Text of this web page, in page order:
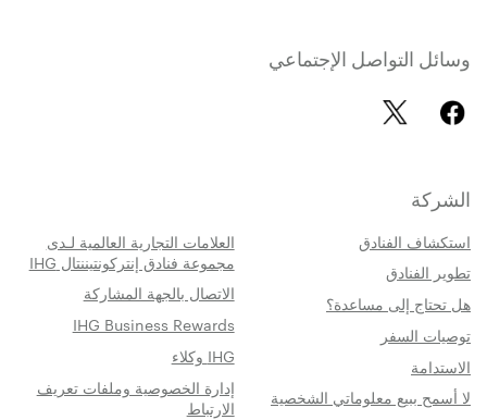
وسائل التواصل الإجتماعي
الشركة
استكشاف الفنادق
العلامات التجارية العالمية لـدى
مجموعة فنادق إنتركونتيننتال IHG
تطوير الفنادق
الاتصال بالجهة المشاركة
هل تحتاج إلى مساعدة؟
IHG Business Rewards
توصيات السفر
IHG وكلاء
الاستدامة
إدارة الخصوصية وملفات تعريف
الارتباط
لا أسمح ببيع معلوماتي الشخصية